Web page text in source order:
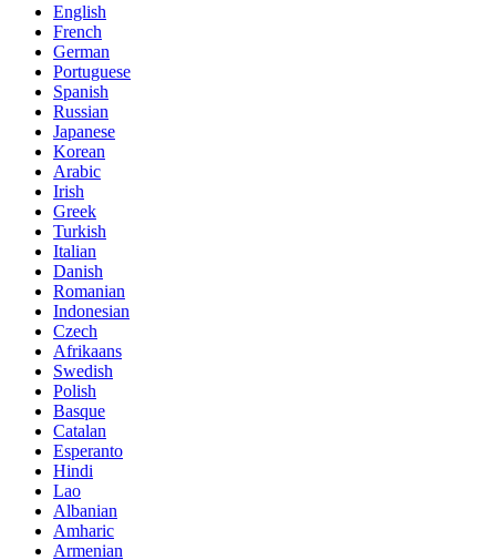
English
French
German
Portuguese
Spanish
Russian
Japanese
Korean
Arabic
Irish
Greek
Turkish
Italian
Danish
Romanian
Indonesian
Czech
Afrikaans
Swedish
Polish
Basque
Catalan
Esperanto
Hindi
Lao
Albanian
Amharic
Armenian